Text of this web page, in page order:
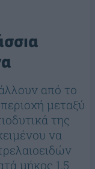
από το
μεταξύ
της
να
μήκος 1,5